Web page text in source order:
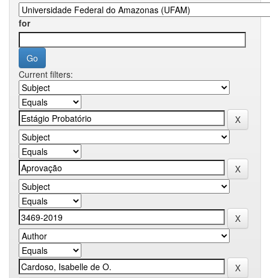
for
Current filters: